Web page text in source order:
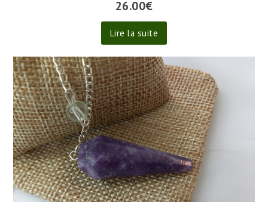
Pendule améthyste cône fin facetté
26.00€
Lire la suite